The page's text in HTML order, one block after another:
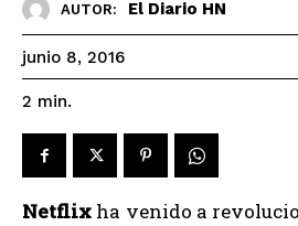
AUTOR: El Diario HN
junio 8, 2016
2 min.
Netflix ha venido a